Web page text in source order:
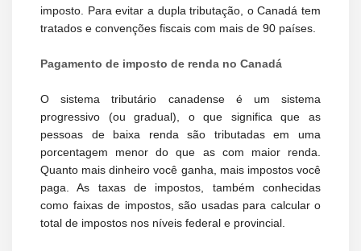
imposto. Para evitar a dupla tributação, o Canadá tem
tratados e convenções fiscais com mais de 90 países.
Pagamento de imposto de renda no Canadá
O sistema tributário canadense é um sistema
progressivo (ou gradual), o que significa que as
pessoas de baixa renda são tributadas em uma
porcentagem menor do que as com maior renda.
Quanto mais dinheiro você ganha, mais impostos você
paga. As taxas de impostos, também conhecidas
como faixas de impostos, são usadas para calcular o
total de impostos nos níveis federal e provincial.